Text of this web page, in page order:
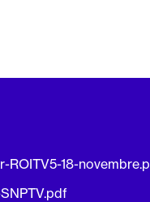
ROITV5-18-